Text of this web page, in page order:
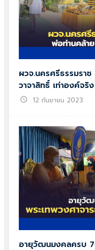
ผวจ.นครศรีธรรมรา
วาจาสิทธิ์ เท่าองค์จริง
schedule 12 กันยายน 2023
อายุวัฒนมงคลครบ